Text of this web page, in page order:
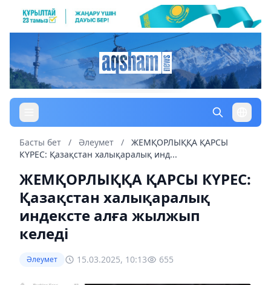
Басты бет / Әлеумет /
ЖЕМҚОРЛЫҚҚА ҚАРСЫ
КҮРЕС: Қазақстан халықаралық инд...
ЖЕМҚОРЛЫҚҚА ҚАРСЫ КҮРЕС:
Қазақстан халықаралық
индексте алға жылжып
келеді
Әлеумет 15.03.2025, 10:13 655